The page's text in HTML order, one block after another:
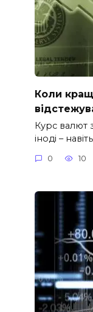
Коли
Курс валют
іноді – навіть
0 10